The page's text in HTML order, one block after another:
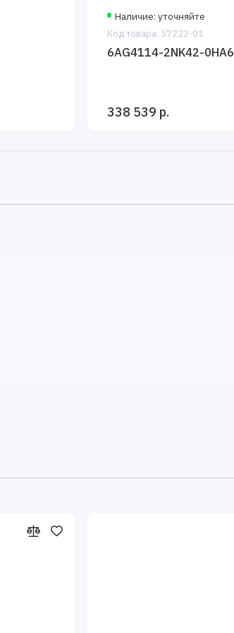
Наличие: уточняйте
Код товара: 57222-01
6AG4114-2NK42-0HA6
338 539 р.